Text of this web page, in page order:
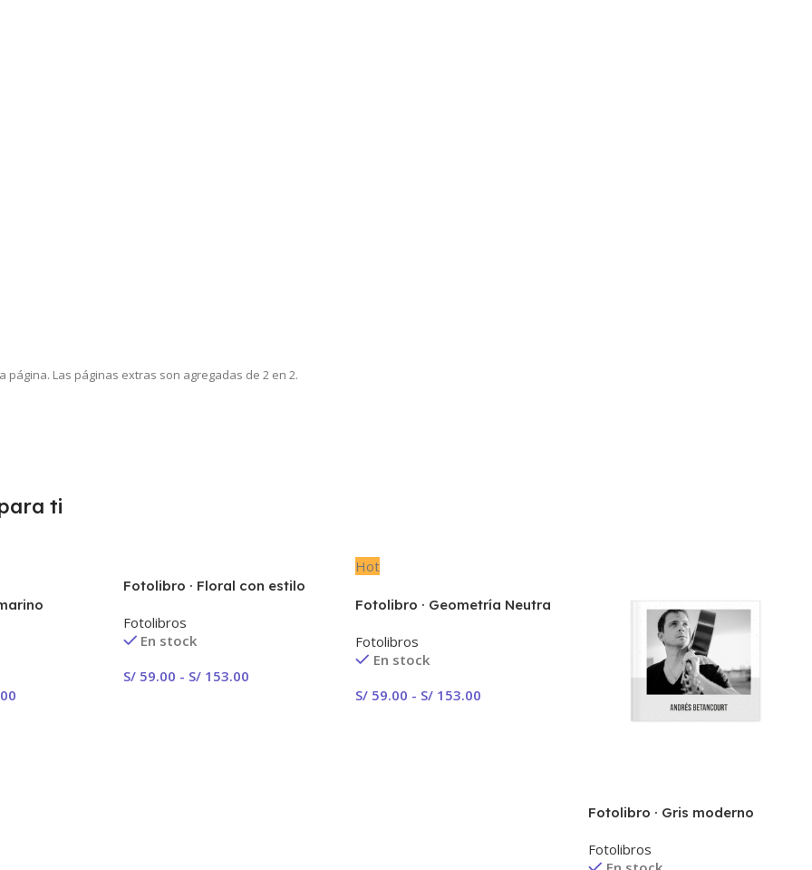
Las páginas extras son agregadas de 2 en 2.
ti
Fotolibro · Floral con estilo
Fotolibros
En stock
S/59.00 - S/153.00
Hot
Fotolibro · Geometría Neutra
Fotolibros
En stock
S/ 59.00 - S/ 153.00
Fotolibro · Gris moderno
Fotolibros